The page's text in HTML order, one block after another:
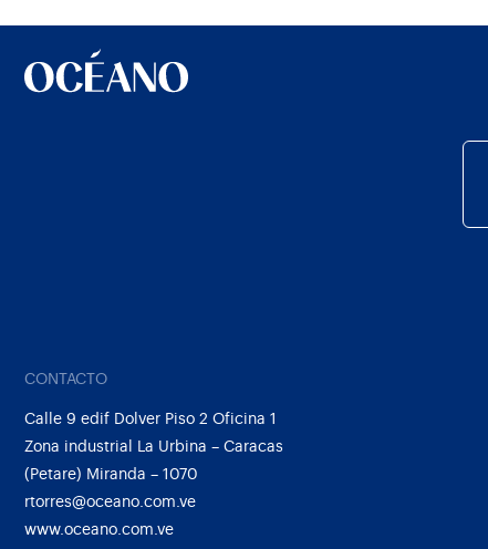
CONTACTO
Calle 9 edif Dolver Piso 2 Oficina 1
Zona industrial La Urbina – Caracas
(Petare) Miranda – 1070
rtorres@oceano.com.ve
www.oceano.com.ve